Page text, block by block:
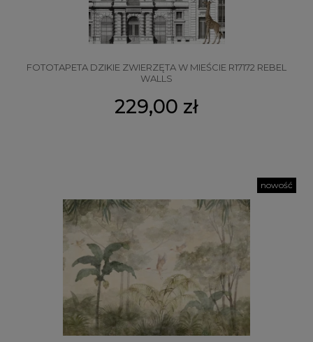
FOTOTAPETA DZIKIE ZWIERZĘTA W MIEŚCIE R17172 REBEL
WALLS
229,00 zł
nowość